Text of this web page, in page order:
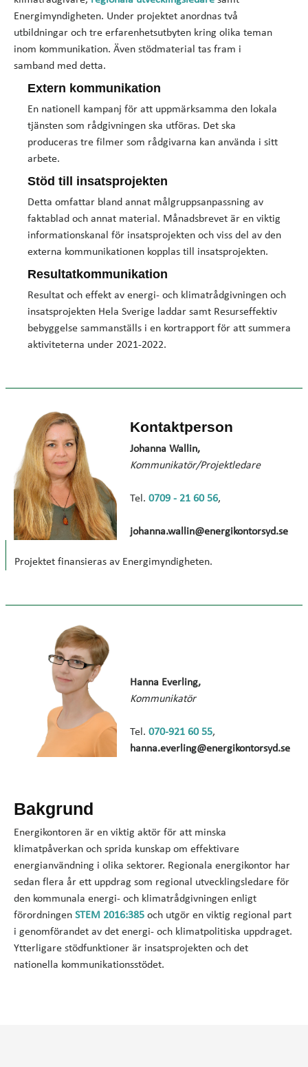
Energimyndigheten. Under projektet anordnas två
utbildningar och tre erfarenhetsutbyten kring olika teman
inom kommunikation. Även stödmaterial tas fram i
samband med detta.
Extern kommunikation
En nationell kampanj för att uppmärksamma den lokala
tjänsten som rådgivningen ska utföras. Det ska
produceras tre filmer som rådgivarna kan använda i sitt
arbete.
Stöd till insatsprojekten
Detta omfattar bland annat målgruppsanpassning av
faktablad och annat material. Månadsbrevet är en viktig
informationskanal för insatsprojekten och viss del av den
externa kommunikationen kopplas till insatsprojekten.
Resultatkommunikation
Resultat och effekt av energi- och klimatrådgivningen och
insatsprojekten Hela Sverige laddar samt Resurseffektiv
bebyggelse sammanställs i en kortrapport för att summera
aktiviteterna under 2021-2022.
Kontaktperson
Johanna Wallin,
Kommunikatör/Projektledare
Tel. 0709 - 21 60 56,
johanna.wallin@energikontorsyd.se
Projektet finansieras av Energimyndigheten.
Hanna Everling,
Kommunikatör
Tel. 070-921 60 55,
hanna.everling@energikontorsyd.se
Bakgrund
Energikontoren är en viktig aktör för att minska
klimatpåverkan och sprida kunskap om effektivare
energianvändning i olika sektorer. Regionala energikontor har
sedan flera år ett uppdrag som regional utvecklingsledare för
den kommunala energi- och klimatrådgivningen enligt
förordningen STEM 2016:385 och utgör en viktig regional part
i genomförandet av det energi- och klimatpolitiska uppdraget.
Ytterligare stödfunktioner är insatsprojekten och det
nationella kommunikationsstödet.